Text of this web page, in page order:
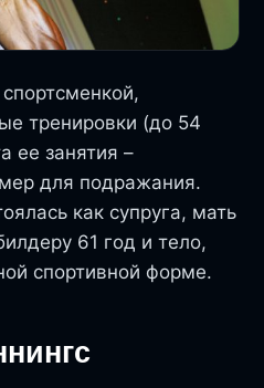
тренировки (до 54
ее занятия –
для подражания.
как супруга, мать
61 год и тело,
спортивной форме.